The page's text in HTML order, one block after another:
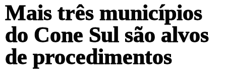
Mais três municípios
do Cone Sul são alvos
de procedimentos